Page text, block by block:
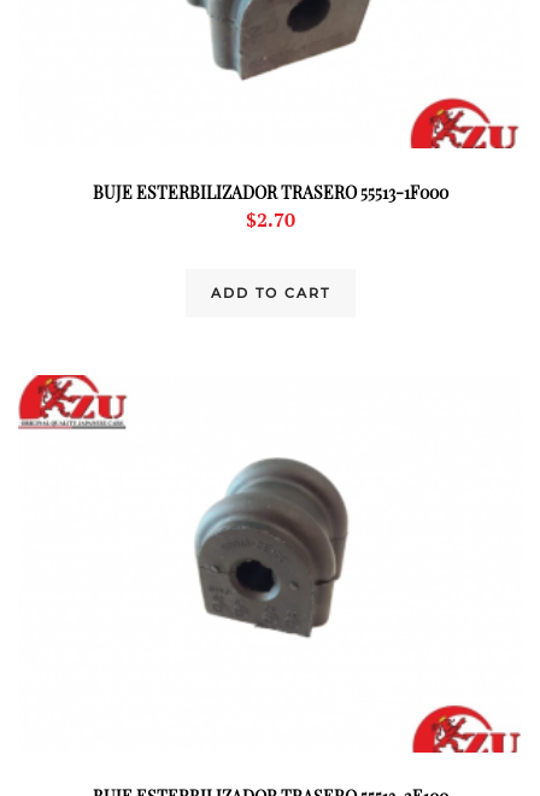
BUJE ESTERBILIZADOR TRASERO 55513-1F000
$2.70
ADD TO CART